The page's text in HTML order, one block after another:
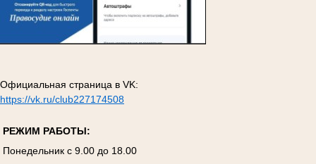
Официальная страница в VK:
https://vk.ru/club227174508
РЕЖИМ РАБОТЫ:
Понедельник с 9.00 до 18.00